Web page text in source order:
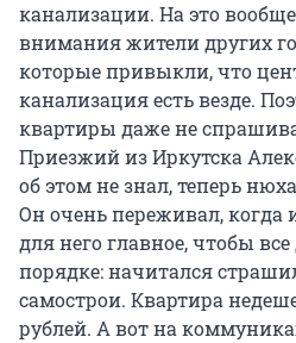
канализации. На это
внимания жители других
которые привыкли, что
канализация есть везде.
квартиры даже не
Приезжий из Иркутска
об этом не знал, теперь
Он очень переживал, когда
для него главное, чтобы
порядке: начитался
самострои. Квартира
рублей. А вот на